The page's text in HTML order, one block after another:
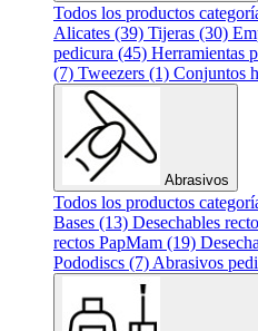
Todos los productos
Alicates (39) Tijeras (30)
pedicura (45) Herramientas
(7) Tweezers (1) Conjuntos
Abrasivos
Todos los productos
Bases (13) Desechables
rectos PapMam (19)
Pododiscs (7) Abrasivos